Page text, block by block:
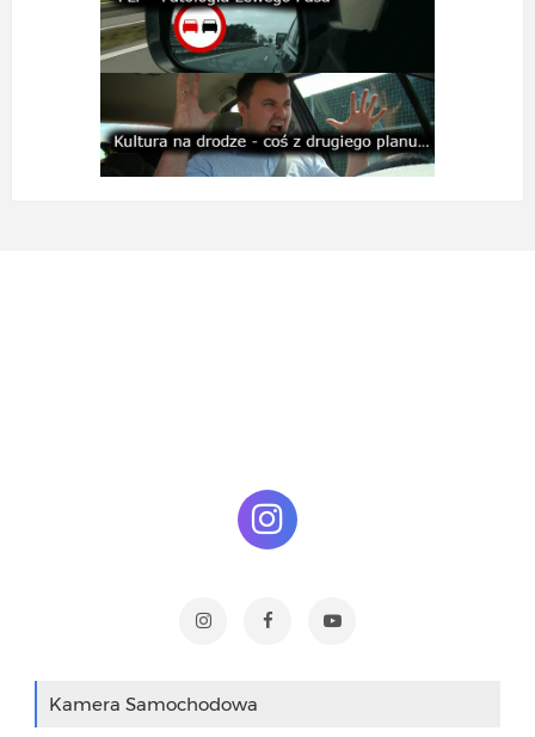
Kamera Samochodowa